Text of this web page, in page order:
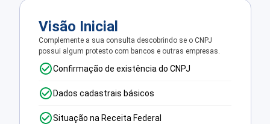
Visão Inicial
Complemente a sua consulta descobrindo se o CNPJ
possui algum protesto com bancos e outras empresas.
Confirmação de existência do CNPJ
Dados cadastrais básicos
Situação na Receita Federal